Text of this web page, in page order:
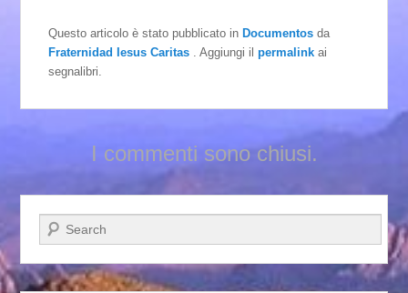
Questo articolo è stato pubblicato inDocumentos da
Fraternidad Iesus Caritas
. Aggiungi ilpermalink ai
segnalibri.
I commenti sono chiusi.
Cerca